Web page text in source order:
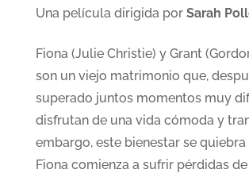
Una película dirigida por Sarah
Fiona (Julie Christie) y Grant
son un viejo matrimonio que,
superado juntos momentos muy
disfrutan de una vida cómoda y
embargo, este bienestar se
Fiona comienza a sufrir pérdidas